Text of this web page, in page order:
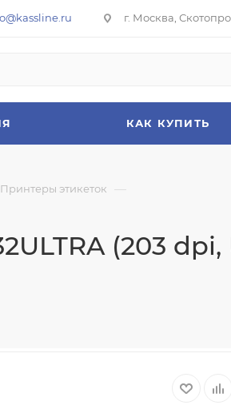
г. Москва,
КАК КУПИТЬ
Принтеры этикеток —
(203